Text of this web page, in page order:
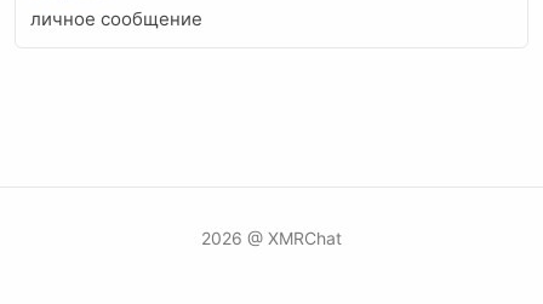
личное сообщение
2026 @ XMRChat